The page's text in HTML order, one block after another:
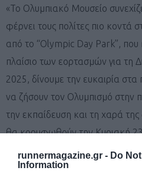
runnermagazine.gr - Do
Information
«Το Ολυμπιακό Μουσείο
φέρνει τους πολίτες πιο κοντά
από το “Olympic Day Park”, που
πλαίσιο των εορτασμών για τη
2025, δίνουμε την ευκαιρία στα
να ζήσουν τον Ολυμπισμό στην
την εκπαίδευση και τη χαρά
θα κορυφωθούν την Κυριακή
Olympic Day Run Greece και το
Marathon, δύο κορυφαία